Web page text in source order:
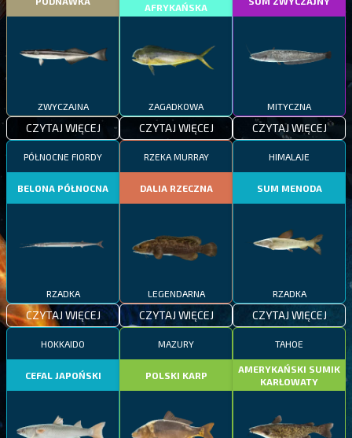
ZWYCZAJNA
CZYTAJ WIĘCEJ
AFRYKAŃSKA
ZAGADKOWA
CZYTAJ WIĘCEJ
MITYCZNA
CZYTAJ WIĘCEJ
PÓŁNOCNE FIORDY
BELONA PÓŁNOCNA
RZADKA
CZYTAJ WIĘCEJ
RZEKA MURRAY
DALIA RZECZNA
LEGENDARNA
CZYTAJ WIĘCEJ
HIMALAJE
SUM MENODA
RZADKA
CZYTAJ WIĘCEJ
HOKKAIDO
CEFAL JAPOŃSKI
MAZURY
POLSKI KARP
TAHOE
AMERYKAŃSKI SUMIK
KARŁOWATY